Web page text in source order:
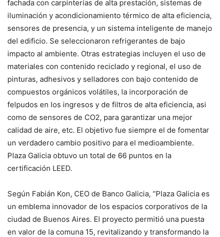
fachada con carpinterías de alta prestación, sistemas de
iluminación y acondicionamiento térmico de alta eficiencia,
sensores de presencia, y un sistema inteligente de manejo
del edificio. Se seleccionaron refrigerantes de bajo
impacto al ambiente. Otras estrategias incluyen el uso de
materiales con contenido reciclado y regional, el uso de
pinturas, adhesivos y selladores con bajo contenido de
compuestos orgánicos volátiles, la incorporación de
felpudos en los ingresos y de filtros de alta eficiencia, asi
como de sensores de CO2, para garantizar una mejor
calidad de aire, etc. El objetivo fue siempre el de fomentar
un verdadero cambio positivo para el medioambiente.
Plaza Galicia obtuvo un total de 66 puntos en la
certificación LEED.
Según Fabián Kon, CEO de Banco Galicia, “Plaza Galicia es
un emblema innovador de los espacios corporativos de la
ciudad de Buenos Aires. El proyecto permitió una puesta
en valor de la comuna 15, revitalizando y transformando la